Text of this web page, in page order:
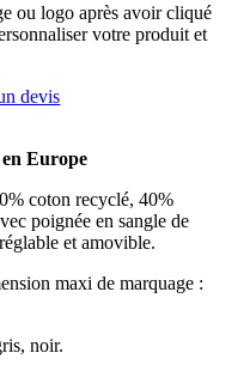
ou logo après avoir cliqué
votre produit et
devis
Europe
coton recyclé, 40%
poignée en sangle de
et amovible.
maxi de marquage :
noir.